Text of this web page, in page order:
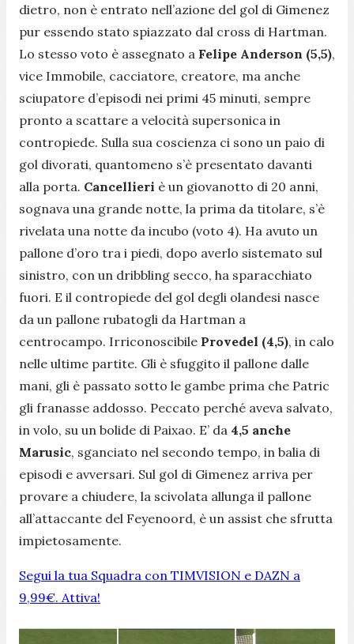
dietro, non è entrato nell’azione del gol di Gimenez
pur essendo stato spiazzato dal cross di Hartman.
Lo stesso voto è assegnato a Felipe Anderson (5,5),
vice Immobile, cacciatore, creatore, ma anche
sciupatore d’episodi nei primi 45 minuti, sempre
pronto a scattare a velocità supersonica in
contropiede. Sulla sua coscienza ci sono un paio di
gol divorati, quantomeno s’è presentato davanti
alla porta. Cancellieri è un giovanotto di 20 anni,
sognava una grande notte, la prima da titolare, s’è
rivelata una notte da incubo (voto 4). Ha avuto un
pallone d’oro tra i piedi, dopo averlo sistemato sul
sinistro, con un dribbling secco, ha sparacchiato
fuori. E il contropiede del gol degli olandesi nasce
da un pallone rubatogli da Hartman a
centrocampo. Irriconoscibile Provedel (4,5), in calo
nelle ultime partite. Gli è sfuggito il pallone dalle
mani, gli è passato sotto le gambe prima che Patric
gli franasse addosso. Peccato perché aveva salvato,
in volo, su un bolide di Paixao. E’ da 4,5 anche
Marusic, sganciato nel secondo tempo, in balia di
episodi e avversari. Sul gol di Gimenez arriva per
provare a chiudere, la scivolata allunga il pallone
all’attaccante del Feyenoord, è un assist che sfrutta
impietosamente.
Segui la tua Squadra con TIMVISION e DAZN a
9,99€. Attiva!